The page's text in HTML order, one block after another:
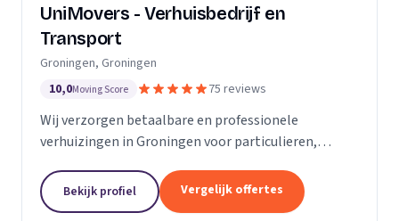
UniMovers - Verhuisbedrijf en
Transport
Groningen, Groningen
10,0Moving Score 75 reviews
Wij verzorgen betaalbare en professionele
verhuizingen in Groningen voor particulieren,
Bekijk profiel Vergelijk offertes